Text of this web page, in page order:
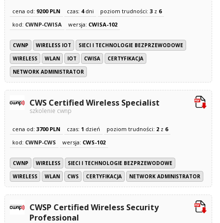
cena od: 9200 PLN czas: 4dni poziom trudności: 3z 6
kod: CWNP-CWISA wersja: CWISA-102
CWNP WIRELESS IOT
SIECI I TECHNOLOGIE BEZPRZEWODOWE
WIRELESS
WLAN IOT CWISA
CERTYFIKACJA
NETWORK ADMINISTRATOR
CWS Certified Wireless Specialist
szkolenie cwnp
cena od: 3700 PLN czas: 1 dzień poziom trudności: 2z 6
kod: CWNP-CWS wersja: CWS-102
CWNP WIRELESS
SIECI I TECHNOLOGIE BEZPRZEWODOWE
WIRELESS
WLAN CWS CERTYFIKACJA NETWORK ADMINISTRATOR
CWSP Certified Wireless Security
Professional